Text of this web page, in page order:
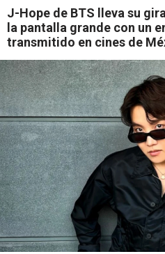
J-Hope de BTS lleva su
la pantalla grande con un
transmitido en cines de